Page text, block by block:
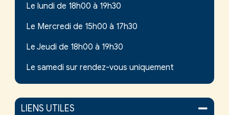
Le lundi de 18h00 à 19h30
Le Mercredi de 15h00 à 17h30
Le Jeudi de 18h00 à 19h30
Le samedi sur rendez-vous uniquement
LIENS UTILES